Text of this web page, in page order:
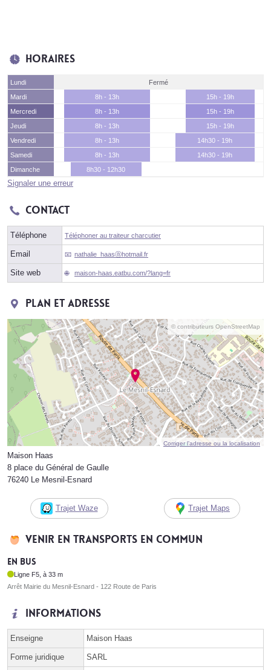
Horaires
Lundi
Fermé
Mardi
8h - 13h
15h - 19h
Mercredi
8h - 13h
15h - 19h
Jeudi
8h - 13h
15h - 19h
Vendredi
8h - 13h
14h30 - 19h
Samedi
8h - 13h
14h30 - 19h
Dimanche
8h30 - 12h30
Signaler une erreur
Contact
Téléphone Téléphoner au traiteur charcutier
Email nathalie_haasⓐhotmail.fr
Site web maison-haas.eatbu.com/?lang=fr
Plan et adresse
© contributeurs OpenStreetMap
Corriger l’adresse ou la localisation
Maison Haas
8 place du Général de Gaulle
76240 Le Mesnil-Esnard
Trajet Waze Trajet Maps
Venir en transports en commun
En bus
Ligne F5, à 33 m
Arrêt Mairie du Mesnil-Esnard - 122 Route de Paris
Informations
Enseigne Maison Haas
Forme juridique SARL